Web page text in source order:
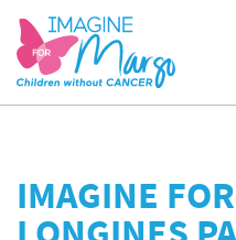
IMAGINE